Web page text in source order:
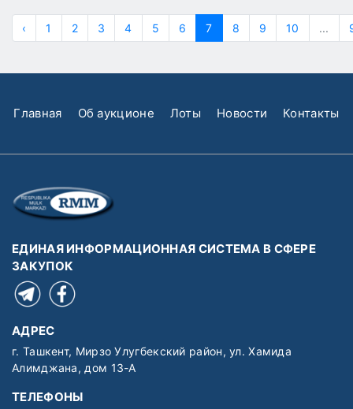
‹ 1 2 3 4 5 6 7 8 9 10 ...
Главная Об аукционе Лоты Новости Контакты
ЕДИНАЯ ИНФОРМАЦИОННАЯ СИСТЕМА В СФЕРЕ
ЗАКУПОК
АДРЕС
г. Ташкент, Мирзо Улугбекский район, ул. Хамида
Алимджана, дом 13-А
ТЕЛЕФОНЫ